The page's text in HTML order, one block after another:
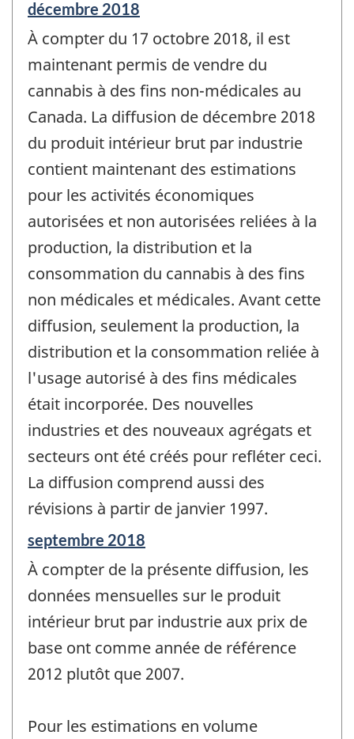
Période
de
référence
de
-
décembre 2018
À compter du 17 octobre 2018, il est
maintenant permis de vendre du
cannabis à des fins non-médicales au
Canada. La diffusion de décembre 2018
du produit intérieur brut par industrie
contient maintenant des estimations
pour les activités économiques
autorisées et non autorisées reliées à la
production, la distribution et la
consommation du cannabis à des fins
non médicales et médicales. Avant cette
diffusion, seulement la production, la
distribution et la consommation reliée à
l'usage autorisé à des fins médicales
était incorporée. Des nouvelles
industries et des nouveaux agrégats et
secteurs ont été créés pour refléter ceci.
La diffusion comprend aussi des
révisions à partir de janvier 1997.
Période
de
référence
de
-
septembre 2018
À compter de la présente diffusion, les
données mensuelles sur le produit
intérieur brut par industrie aux prix de
base ont comme année de référence
2012 plutôt que 2007.
Pour les estimations en volume